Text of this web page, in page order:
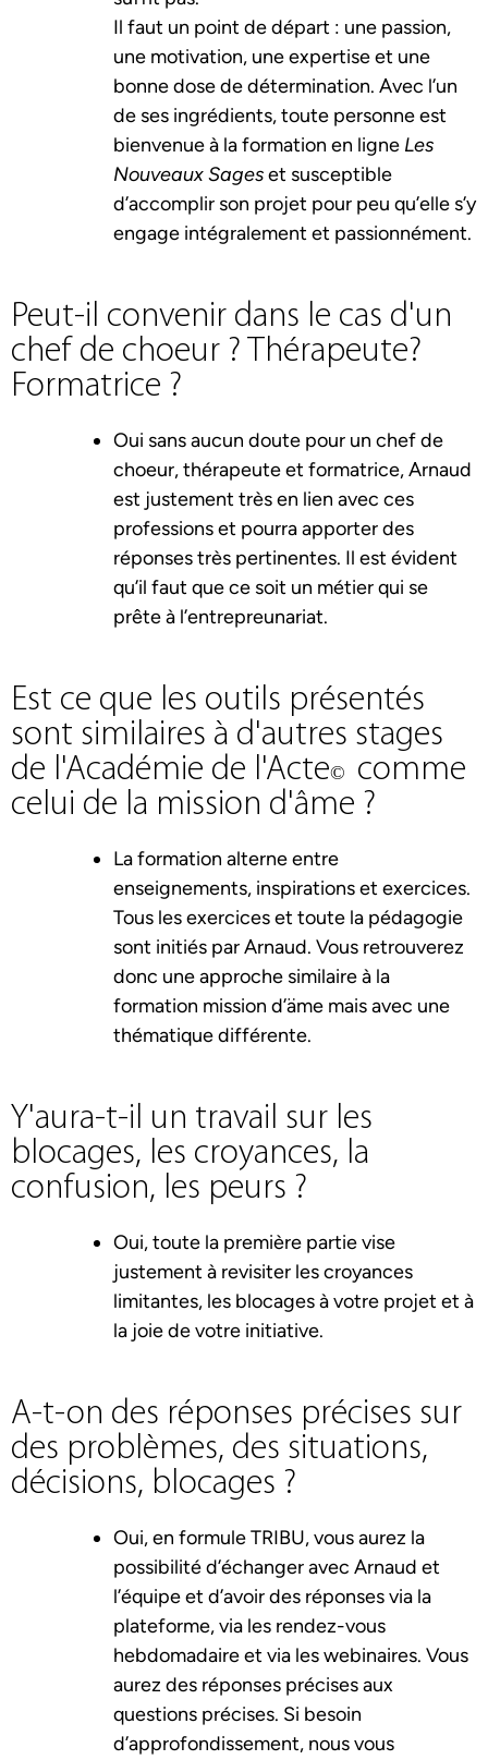
Il faut un point de départ : une passion,
une motivation, une expertise et une
bonne dose de détermination. Avec l’un
de ses ingrédients, toute personne est
bienvenue à la formation en ligne Les
Nouveaux Sageset susceptible
d’accomplir son projet pour peu qu’elle s’y
engage intégralement et passionnément.
Peut-il convenir dans le cas d'un
chef de choeur ? Thérapeute?
Formatrice ?
Oui sans aucun doute pour un chef de
choeur, thérapeute et formatrice, Arnaud
est justement très en lien avec ces
professions et pourra apporter des
réponses très pertinentes. Il est évident
qu’il faut que ce soit un métier qui se
prête à l’entrepreunariat.
Est ce que les outils présentés
sont similaires à d'autres stages
de l'Académie de l'Acte©
comme
celui de la mission d'âme ?
La formation alterne entre
enseignements, inspirations et exercices.
Tous les exercices et toute la pédagogie
sont initiés par Arnaud. Vous retrouverez
donc une approche similaire à la
formation mission d’äme mais avec une
thématique différente.
Y'aura-t-il un travail sur les
blocages, les croyances, la
confusion, les peurs ?
Oui, toute la première partie vise
justement à revisiter les croyances
limitantes, les blocages à votre projet et à
la joie de votre initiative.
A-t-on des réponses précises sur
des problèmes, des situations,
décisions, blocages ?
Oui, en formule TRIBU, vous aurez la
possibilité d’échanger avec Arnaud et
l’équipe et d’avoir des réponses via la
plateforme, via les rendez-vous
hebdomadaire et via les webinaires. Vous
aurez des réponses précises aux
questions précises. Si besoin
d’approfondissement, nous vous